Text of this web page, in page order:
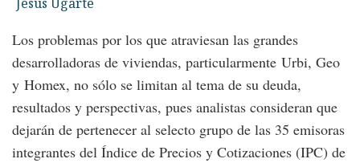
Los problemas por los que atraviesan las grandes
desarrolladoras de viviendas, particularmente Urbi, Geo
y Homex, no sólo se limitan al tema de su deuda,
resultados y perspectivas, pues analistas consideran que
dejarán de pertenecer al selecto grupo de las 35 emisoras
integrantes del Índice de Precios y Cotizaciones (IPC) de